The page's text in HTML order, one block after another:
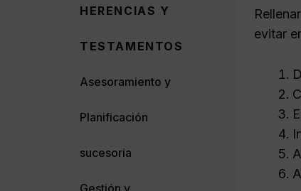
evitar
HERENCIAS Y
TESTAMENTOS
Asesoramiento y
Planificación
sucesoria
Gestión y